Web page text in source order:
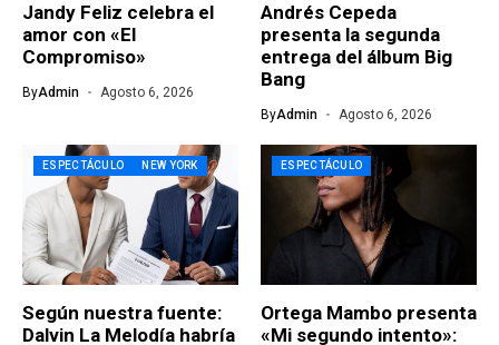
Jandy Feliz celebra el
amor con «El
Compromiso»
ByAdmin Agosto 6, 2026
Andrés Cepeda
presenta la segunda
entrega del álbum Big
Bang
ByAdmin Agosto 6, 2026
ESPECTÁCULO NEW YORK
Según nuestra fuente:
Dalvin La Melodía habría
ESPECTÁCULO
Ortega Mambo presenta
«Mi segundo intento»: